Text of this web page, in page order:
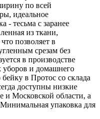
по всей
идеальное
- тесьма с заранее
из ткани,
позволяет в
срезам без
в производстве
уборов и домашнего
в Протос со склада
доступны низкие
и Московской области, а
упаковка для